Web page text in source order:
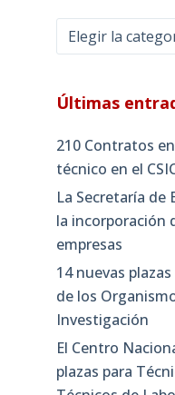
Categorías
Últimas
210 Contratos
técnico en el
La Secretaría de
la incorporación
empresas
14 nuevas
de los
Investigación
El Centro
plazas para